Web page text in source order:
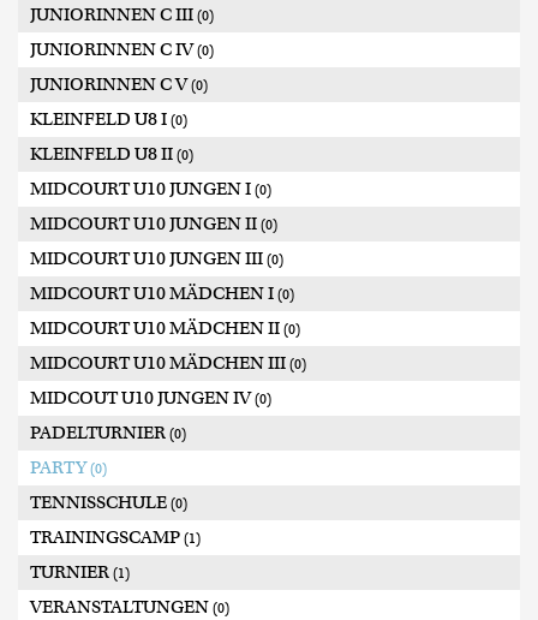
JUNIORINNEN C III (0)
JUNIORINNEN C IV(0)
JUNIORINNEN C V(0)
KLEINFELD U8 I (0)
KLEINFELD U8 II (0)
MIDCOURT U10 JUNGEN I (0)
MIDCOURT U10 JUNGEN II (0)
MIDCOURT U10 JUNGEN III (0)
MIDCOURT U10 MÄDCHEN I (0)
MIDCOURT U10 MÄDCHEN II (0)
MIDCOURT U10 MÄDCHEN III (0)
MIDCOUT U10 JUNGEN IV(0)
PADELTURNIER (0)
PARTY(0)
TENNISSCHULE (0)
TRAININGSCAMP (1)
TURNIER (1)
VERANSTALTUNGEN (0)